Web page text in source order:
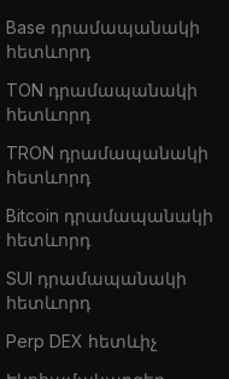
Base դրամապանակի
հետևորդ
TON դրամապանակի
հետևորդ
TRON դրամապանակի
հետևորդ
Bitcoin դրամապանակի
հետևորդ
SUI դրամապանակի
հետևորդ
Perp DEX հետևիչ